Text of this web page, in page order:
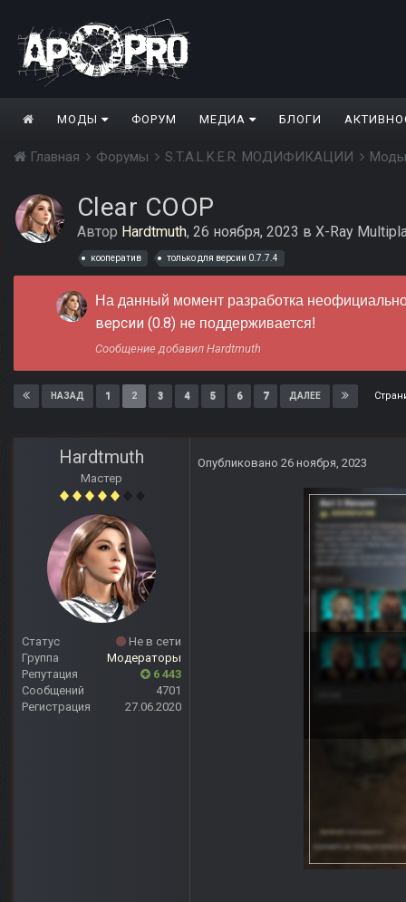
МОДЫ ФОРУМ МЕДИА БЛОГИ
Главная Форумы S.T.A.L.K.E.R. МОДИФИКАЦИИ
Clear COOP
Автор Hardtmuth, 26 ноября, 2023 в X-Ray
кооператив только для версии 0.7.7.4
На данный момент разработка
версии (0.8) не поддерживается!
Сообщение добавил Hardtmuth
НАЗАД 1 2 3 4 5 6 7 ДАЛЕЕ
Hardtmuth
Мастер
Статус
Не в сети
Группа
Модераторы
Репутация
6 443
Сообщений
4701
Регистрация
27.06.2020
Опубликовано 26 ноября, 2023